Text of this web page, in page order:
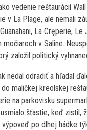
vedenie reštaurácií
v La Plage, ale nemali
La Cręperie, Le
močiaroch v Saline.
založil politický
nedal odradiť a hľadal
maličkej kreolskej
na parkovisku
šťastie, keď zistil,
po dlhej hádke